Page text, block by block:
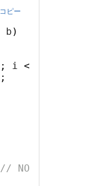
コピー
b )
; i <
;
// NO